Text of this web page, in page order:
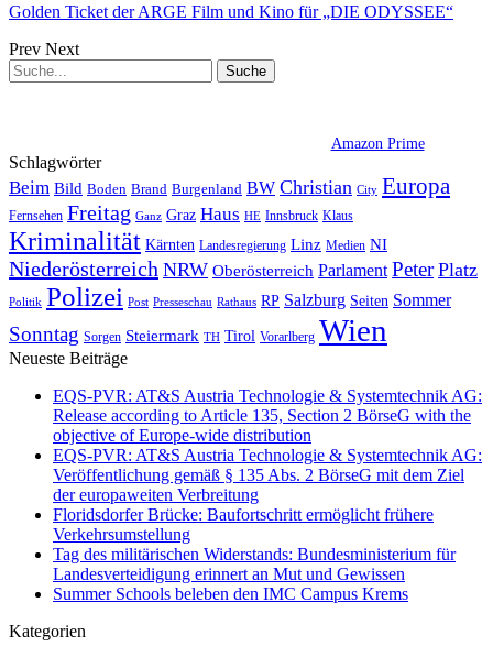
Golden Ticket der ARGE Film und Kino für „DIE ODYSSEE“
Prev Next
Amazon Prime
Schlagwörter
Beim Bild Boden Brand Burgenland BW Christian City Europa
Fernsehen Freitag Ganz Graz Haus HE Innsbruck Klaus
Kriminalität Kärnten Landesregierung Linz Medien NI
Niederösterreich NRW Oberösterreich Parlament Peter Platz
Politik Polizei Post Presseschau Rathaus RP Salzburg Seiten Sommer
Sonntag Sorgen Steiermark TH Tirol Vorarlberg Wien
Neueste Beiträge
EQS-PVR: AT&S Austria Technologie & Systemtechnik AG:
Release according to Article 135, Section 2 BörseG with the
objective of Europe-wide distribution
EQS-PVR: AT&S Austria Technologie & Systemtechnik AG:
Veröffentlichung gemäß § 135 Abs. 2 BörseG mit dem Ziel
der europaweiten Verbreitung
Floridsdorfer Brücke: Baufortschritt ermöglicht frühere
Verkehrsumstellung
Tag des militärischen Widerstands: Bundesministerium für
Landesverteidigung erinnert an Mut und Gewissen
Summer Schools beleben den IMC Campus Krems
Kategorien